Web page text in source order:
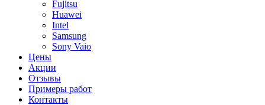
Fujitsu
Huawei
Intel
Samsung
Sony Vaio
Цены
Акции
Отзывы
Примеры работ
Контакты